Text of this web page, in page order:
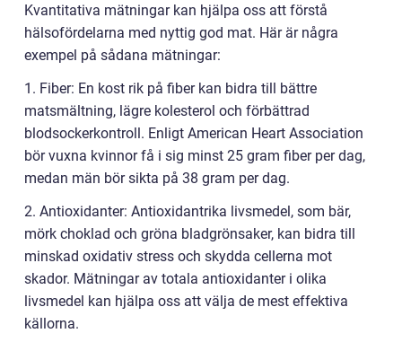
Kvantitativa mätningar kan hjälpa oss att förstå
hälsofördelarna med nyttig god mat. Här är några
exempel på sådana mätningar:
1. Fiber: En kost rik på fiber kan bidra till bättre
matsmältning, lägre kolesterol och förbättrad
blodsockerkontroll. Enligt American Heart Association
bör vuxna kvinnor få i sig minst 25 gram fiber per dag,
medan män bör sikta på 38 gram per dag.
2. Antioxidanter: Antioxidantrika livsmedel, som bär,
mörk choklad och gröna bladgrönsaker, kan bidra till
minskad oxidativ stress och skydda cellerna mot
skador. Mätningar av totala antioxidanter i olika
livsmedel kan hjälpa oss att välja de mest effektiva
källorna.